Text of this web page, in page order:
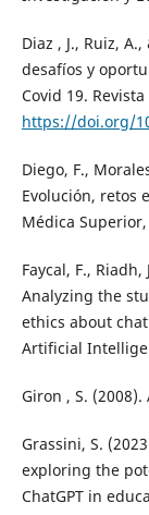
Diaz , J., Ruiz,
desafíos y
Covid 19. Revista
https://doi.org/
Diego, F.,
Evolución, retos
Médica Superior,
Faycal, F.,
Analyzing the
ethics about
Artificial
Giron , S.
Grassini, S.
exploring the
ChatGPT in